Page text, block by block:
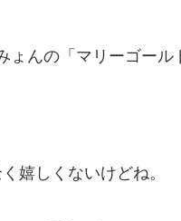
んの「マリーゴール
嬉しくないけどね。